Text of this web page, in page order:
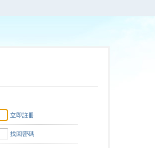
立即註冊
找回密碼